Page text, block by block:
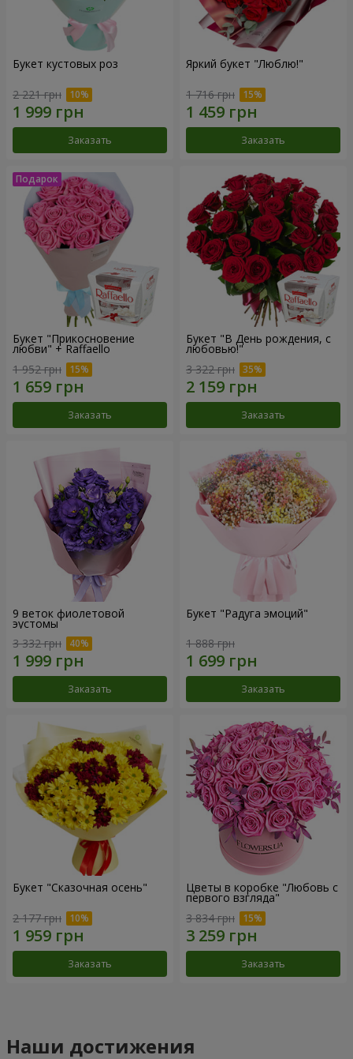
Букет кустовых роз
2 221 грн
Заказать
Яркий букет "Люблю!"
1 716 грн
Заказать
Букет "Прикосновение
любви" + Raffaello
1 952 грн
Заказать
Букет "В День рождения, с
любовью!"
3 322 грн
Заказать
9 веток фиолетовой
эустомы
3 332 грн
Заказать
Букет "Радуга эмоций"
1 888 грн
Заказать
Букет "Сказочная осень"
2 177 грн
Заказать
Цветы в коробке "Любовь с
первого взгляда"
3 834 грн
Заказать
Наши достижения